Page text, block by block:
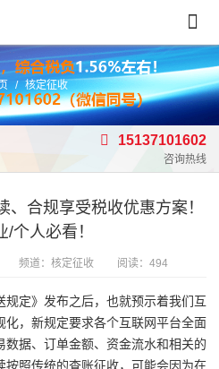
/ 核定征收
15137101602
咨询热线
合规享受税收优惠方案！
/个人必看！
频道： 核定征收 阅读：494
规定》发布之后，也就预示着我们互
，新规定要求各个互联网平台全面
据、订单金额、资金流水和相关的
照传统的查账征收，可能会因为在